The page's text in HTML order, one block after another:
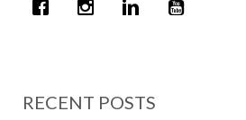
RECENT POSTS